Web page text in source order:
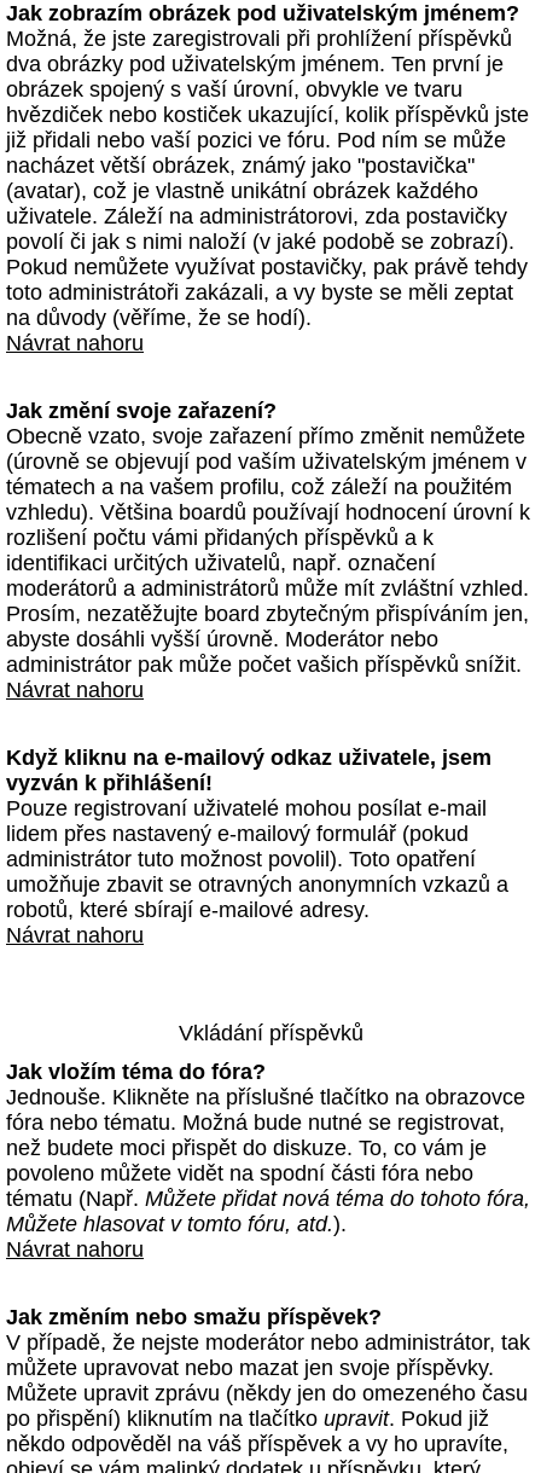
Jak zobrazím obrázek pod uživatelským jménem?
Možná, že jste zaregistrovali při prohlížení příspěvků
dva obrázky pod uživatelským jménem. Ten první je
obrázek spojený s vaší úrovní, obvykle ve tvaru
hvězdiček nebo kostiček ukazující, kolik příspěvků jste
již přidali nebo vaší pozici ve fóru. Pod ním se může
nacházet větší obrázek, známý jako "postavička"
(avatar), což je vlastně unikátní obrázek každého
uživatele. Záleží na administrátorovi, zda postavičky
povolí či jak s nimi naloží (v jaké podobě se zobrazí).
Pokud nemůžete využívat postavičky, pak právě tehdy
toto administrátoři zakázali, a vy byste se měli zeptat
na důvody (věříme, že se hodí).
Návrat nahoru
Jak změní svoje zařazení?
Obecně vzato, svoje zařazení přímo změnit nemůžete
(úrovně se objevují pod vaším uživatelským jménem v
tématech a na vašem profilu, což záleží na použitém
vzhledu). Většina boardů používají hodnocení úrovní k
rozlišení počtu vámi přidaných příspěvků a k
identifikaci určitých uživatelů, např. označení
moderátorů a administrátorů může mít zvláštní vzhled.
Prosím, nezatěžujte board zbytečným přispíváním jen,
abyste dosáhli vyšší úrovně. Moderátor nebo
administrátor pak může počet vašich příspěvků snížit.
Návrat nahoru
Když kliknu na e-mailový odkaz uživatele, jsem
vyzván k přihlášení!
Pouze registrovaní uživatelé mohou posílat e-mail
lidem přes nastavený e-mailový formulář (pokud
administrátor tuto možnost povolil). Toto opatření
umožňuje zbavit se otravných anonymních vzkazů a
robotů, které sbírají e-mailové adresy.
Návrat nahoru
Vkládání příspěvků
Jak vložím téma do fóra?
Jednouše. Klikněte na příslušné tlačítko na obrazovce
fóra nebo tématu. Možná bude nutné se registrovat,
než budete moci přispět do diskuze. To, co vám je
povoleno můžete vidět na spodní části fóra nebo
tématu (Např. Můžete přidat nová téma do tohoto fóra,
Můžete hlasovat v tomto fóru, atd.).
Návrat nahoru
Jak změním nebo smažu příspěvek?
V případě, že nejste moderátor nebo administrátor, tak
můžete upravovat nebo mazat jen svoje příspěvky.
Můžete upravit zprávu (někdy jen do omezeného času
po přispění) kliknutím na tlačítko upravit. Pokud již
někdo odpověděl na váš příspěvek a vy ho upravíte,